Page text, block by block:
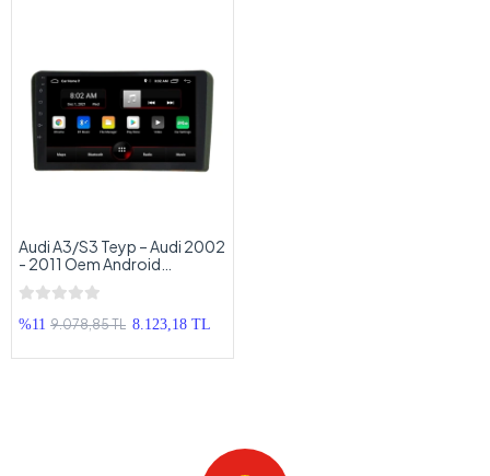
Audi A3/S3 Teyp – Audi 2002
- 2011 Oem Android
Multimedya – Audi A3/S3
Android Double Teyp
%11 9.078,85 TL 8.123,18 TL